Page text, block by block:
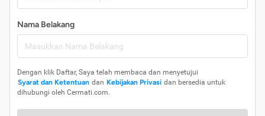
Nama Belakang
Dengan klik Daftar, Saya telah membaca dan menyetujui
Syarat dan Ketentuan dan Kebijakan Privasi dan bersedia untuk
dihubungi oleh Cermati.com.